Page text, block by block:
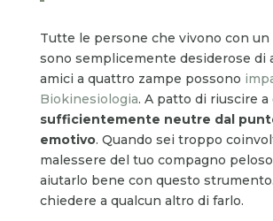
Tutte le persone che vivono con un
sono semplicemente desiderose di
amici a quattro zampe possono
Biokinesiologia. A patto di riuscire a
sufficientemente neutre dal
emotivo. Quando sei troppo
malessere del tuo compagno
aiutarlo bene con questo
chiedere a qualcun altro di farlo.